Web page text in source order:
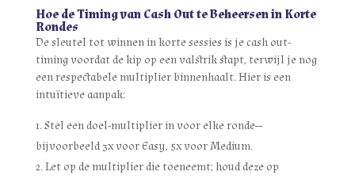
Hoe de Timing van Cash Out te Beheersen in Korte
Rondes
De sleutel tot winnen in korte sessies is je cash out-
timing voordat de kip op een valstrik stapt, terwijl je nog
een respectabele multiplier binnenhaalt. Hier is een
intuïtieve aanpak:
Stel een doel-multiplier in voor elke ronde—
bijvoorbeeld 3x voor Easy, 5x voor Medium.
Let op de multiplier die toeneemt; houd deze op